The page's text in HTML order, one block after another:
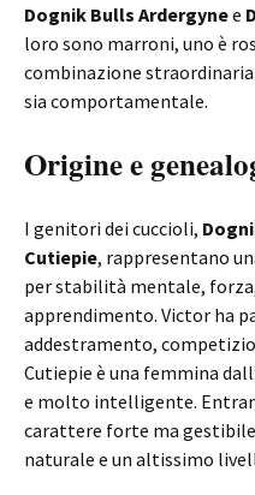
Dognik Bulls Ardergynee
loro sono marroni, uno è
combinazione
sia comportamentale.
Origine e
I genitori dei cuccioli,
Cutiepie, rappresentano
per stabilità mentale,
apprendimento. Victor ha
addestramento,
Cutiepie è una femmina
e molto intelligente.
carattere forte ma
naturale e un altissimo